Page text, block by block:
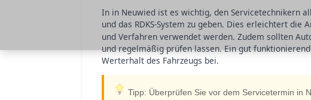
In in Neuwied ist es wichtig, den Servicetechnikern
und das RDKS-System zu geben. Dies erleichtert
und Verfahren verwendet werden. Zudem sollten
und regelmäßig prüfen lassen. Ein gut
Werterhalt des Fahrzeugs bei.
Tipp: Überprüfen Sie vor dem Servicetermin in